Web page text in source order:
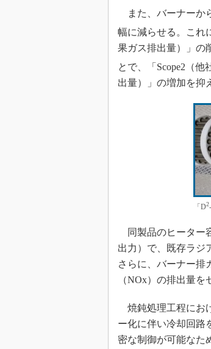
また、バーナーか
幅に減らせる。これ
果ガス排出量）」の
とで、「Scope2（
出量）」の増加を抑
「D2
同製品のヒーター
出力）で、既存ラジ
さらに、バーナー排
（NOx）の排出量を
焼鈍処理工程にお
ー化に伴い冷却回路
密な制御が可能なた